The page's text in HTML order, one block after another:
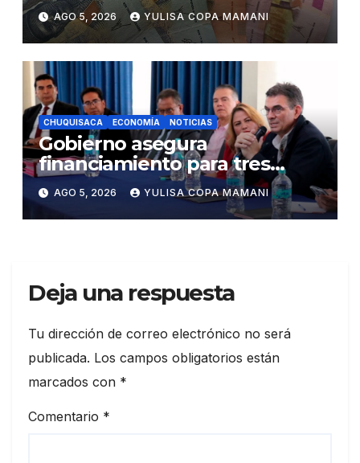
eficiencia y esfuerzo fiscal
AGO 5, 2026 YULISA COPA MAMANI
CHUQUISACA ECONOMÍA NOTICIAS
Gobierno asegura
financiamiento para tres
proyectos estratégicos de
Chuquisaca
AGO 5, 2026 YULISA COPA MAMANI
Deja una respuesta
Tu dirección de correo electrónico no será
publicada. Los campos obligatorios están
marcados con *
Comentario *